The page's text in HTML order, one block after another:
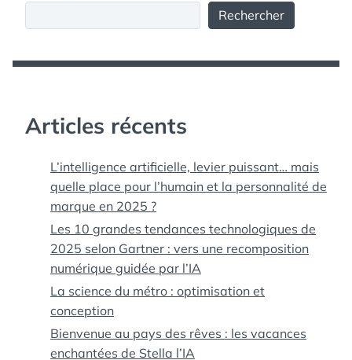
Rechercher
Articles récents
L’intelligence artificielle, levier puissant… mais
quelle place pour l’humain et la personnalité de
marque en 2025 ?
Les 10 grandes tendances technologiques de
2025 selon Gartner : vers une recomposition
numérique guidée par l’IA
La science du métro : optimisation et
conception
Bienvenue au pays des rêves : les vacances
enchantées de Stella l’IA